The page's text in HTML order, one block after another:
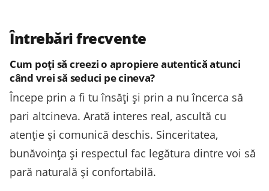
Întrebări frecvente
Cum poți să creezi o apropiere autentică atunci
când vrei să seduci pe cineva?
Începe prin a fi tu însăți și prin a nu încerca să
pari altcineva. Arată interes real, ascultă cu
atenție și comunică deschis. Sinceritatea,
bunăvoința și respectul fac legătura dintre voi să
pară naturală și confortabilă.